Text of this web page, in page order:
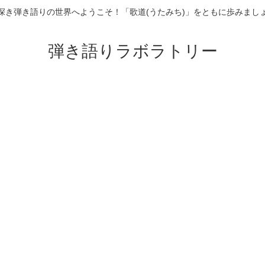
き弾き語りの世界へようこそ！「歌道(うたみち)」をともに歩みまし
弾き語りラボラトリー